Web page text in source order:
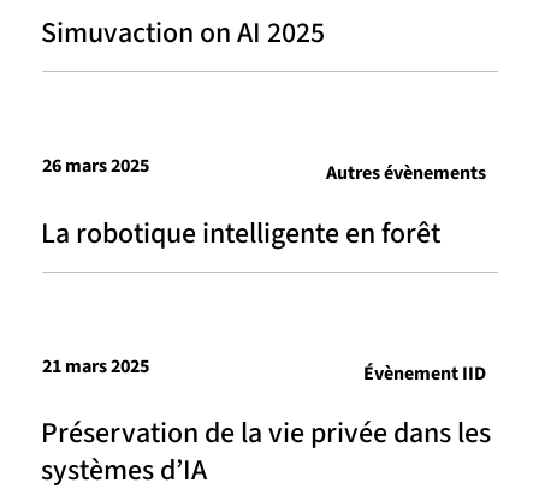
Simuvaction on AI 2025
La robotique intelligente en forêt
26 mars 2025 Autres évènements
Préservation de la vie privée dans les
systèmes d’IA
21 mars 2025 Évènement IID